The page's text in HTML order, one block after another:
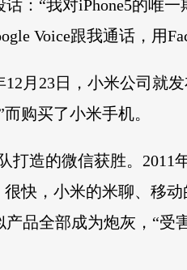
：“我对iPhone5的唯
Voice跟我通话，用
月23日，小米公司就
购买了小米手机。
打造的微信获胜。2011
快，小米的米聊、移
品全部成为炮灰，“受